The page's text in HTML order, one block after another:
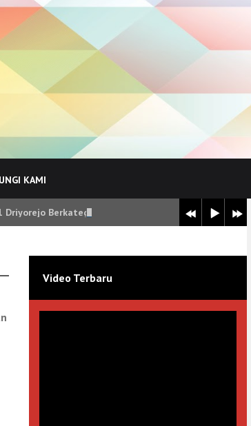
KAMI
Berkategori Sangat Baik
Video Terbaru